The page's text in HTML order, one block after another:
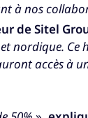
à nos
de Sitel
nordique. Ce
accès à